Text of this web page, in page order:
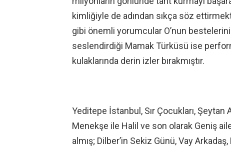
kimliğiyle de adından sıkça söz
gibi önemli yorumcular O’nun
seslendirdiği Mamak Türküsü ise
kulaklarında derin izler bırakmıştır.
Yeditepe İstanbul, Sır Çocukları, Şeytan
Menekşe ile Halil ve son olarak Geniş
almış; Dilber’in Sekiz Günü, Vay